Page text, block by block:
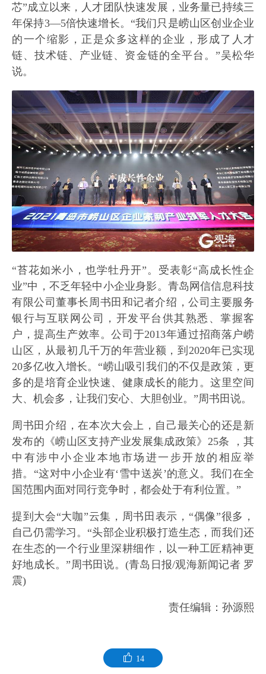
芯”成立以来，人才团队快速发展，业务量已持续三
年保持3—5倍快速增长。“我们只是崂山区创业企业
的一个缩影，正是众多这样的企业，形成了人才
链、技术链、产业链、资金链的全平台。”吴松华
说。
“苔花如米小，也学牡丹开”。受表彰“高成长性企
业”中，不乏年轻中小企业身影。青岛网信信息科技
有限公司董事长周书田和记者介绍，公司主要服务
银行与互联网公司，开发平台供其熟悉、掌握客
户，提高生产效率。公司于2013年通过招商落户崂
山区，从最初几千万的年营业额，到2020年已实现
20多亿收入增长。“崂山吸引我们的不仅是政策，更
多的是培育企业快速、健康成长的能力。这里空间
大、机会多，让我们安心、大胆创业。”周书田说。
周书田介绍，在本次大会上，自己最关心的还是新
发布的《崂山区支持产业发展集成政策》25条 ，其
中有涉中小企业本地市场进一步开放的相应举
措。“这对中小企业有‘雪中送炭’的意义。我们在全
国范围内面对同行竞争时，都会处于有利位置。”
提到大会“大咖”云集，周书田表示，“偶像”很多，
自己仍需学习。“头部企业积极打造生态，而我们还
在生态的一个行业里深耕细作，以一种工匠精神更
好地成长。”周书田说。(青岛日报/观海新闻记者 罗
震)
责任编辑：孙源熙
14